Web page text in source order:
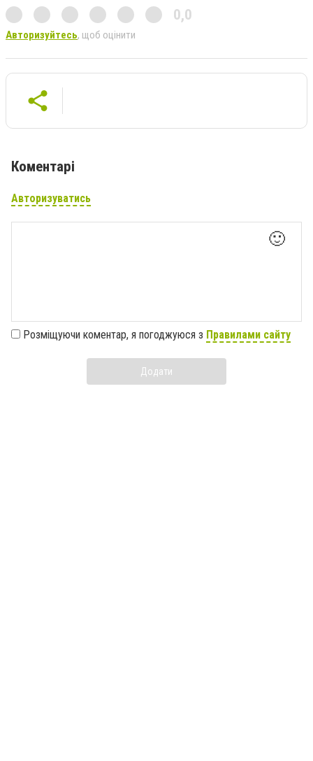
0,0
Авторизуйтесь, щоб оцінити
Коментарі
Авторизуватись
🙂
Розміщуючи коментар, я погоджуюся з Правилами сайту
Додати